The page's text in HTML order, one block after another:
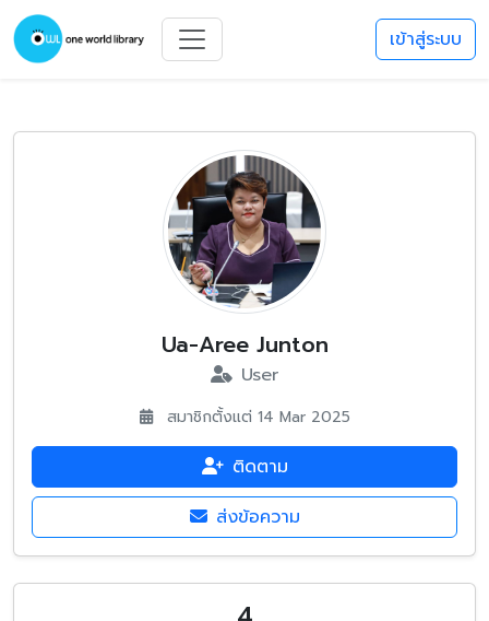
เข้าสู่ระบบ
Ua-Aree Junton
User
สมาชิกตั้งแต่ 14 Mar 2025
ติดตาม
ส่งข้อความ